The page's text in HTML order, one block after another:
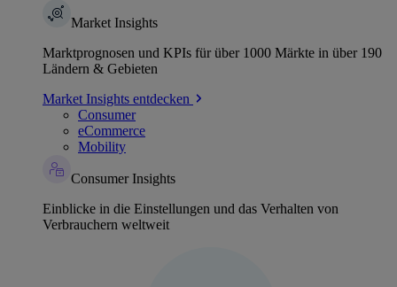
Market Insights
Marktprognosen und KPIs für über 1000 Märkte in über 190
Ländern & Gebieten
Market Insights entdecken
Consumer
eCommerce
Mobility
Consumer Insights
Einblicke in die Einstellungen und das Verhalten von
Verbrauchern weltweit